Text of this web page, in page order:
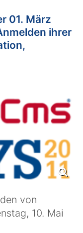
01. März
ihrer
von
10. Mai